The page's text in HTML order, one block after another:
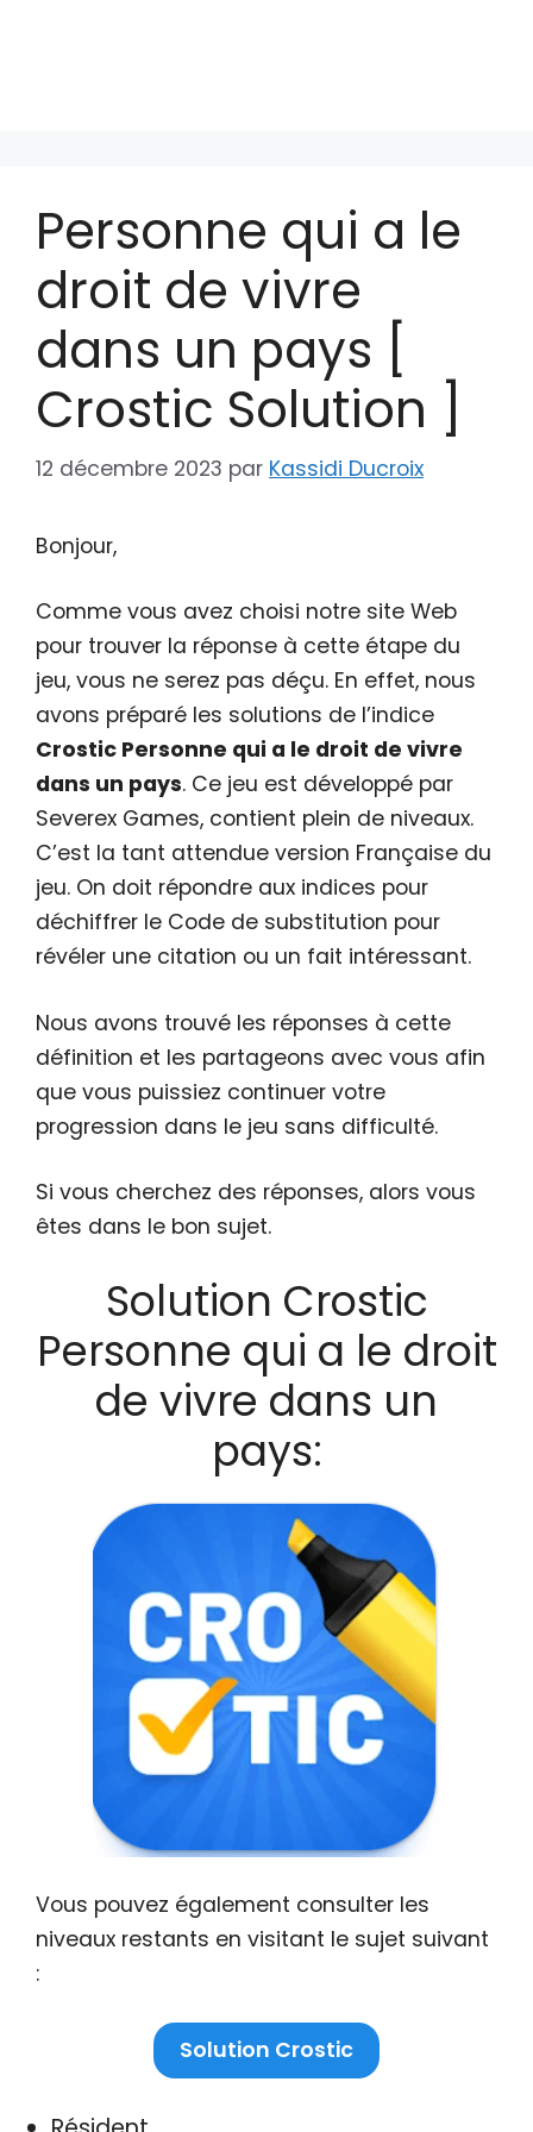
Personne qui a le
droit de vivre
dans un pays [
Crostic Solution ]
12 décembre 2023 par Kassidi Ducroix
Bonjour,
Comme vous avez choisi notre site Web
pour trouver la réponse à cette étape du
jeu, vous ne serez pas déçu. En effet, nous
avons préparé les solutions de l’indice
Crostic Personne qui a le droit de vivre
dans un pays. Ce jeu est développé par
Severex Games, contient plein de niveaux.
C’est la tant attendue version Française du
jeu. On doit répondre aux indices pour
déchiffrer le Code de substitution pour
révéler une citation ou un fait intéressant.
Nous avons trouvé les réponses à cette
définition et les partageons avec vous afin
que vous puissiez continuer votre
progression dans le jeu sans difficulté.
Si vous cherchez des réponses, alors vous
êtes dans le bon sujet.
Solution Crostic
Personne qui a le droit
de vivre dans un
pays:
Vous pouvez également consulter les
niveaux restants en visitant le sujet suivant
:
Solution Crostic